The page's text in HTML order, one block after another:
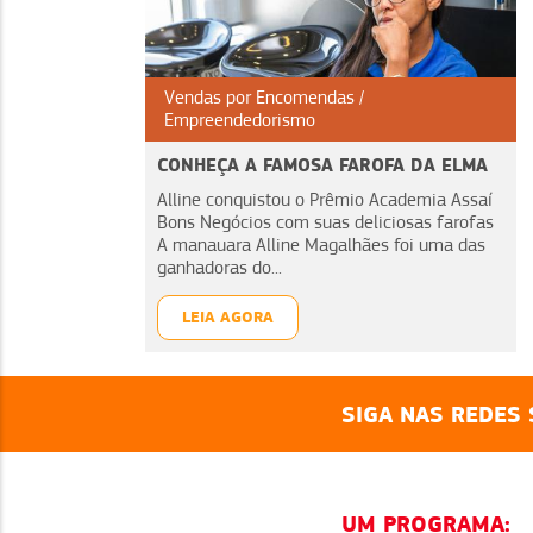
Vendas por Encomendas
Empreendedorismo
CONHEÇA A FAMOSA FAROFA DA ELMA
Alline conquistou o Prêmio Academia Assaí
Bons Negócios com suas deliciosas farofas
A manauara Alline Magalhães foi uma das
ganhadoras do...
LEIA AGORA
SIGA NAS REDES
UM PROGRAMA: